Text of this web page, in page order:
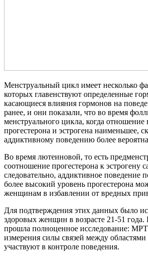
Менструальный цикл имеет несколько
которых главенствуют определенные
касающиеся влияния гормонов на
ранее, и они показали, что во время
менструального цикла, когда отношение
прогестерона и эстрогена наименьшее,
аддиктивному поведению более
Во время лютеиновой, то есть
соотношение прогестерона к эстрогену
следовательно, аддиктивное поведение
более высокий уровень прогестерона
женщинам в избавлении от вредных
Для подтверждения этих данных было
здоровых женщин в возрасте 21-51 года.
прошла полноценное исследование: МРТ
измерения силы связей между областями
участвуют в контроле поведения.